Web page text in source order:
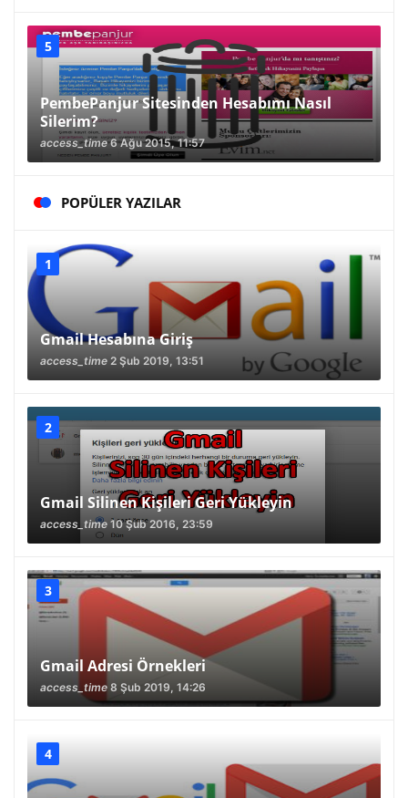
PembePanjur Sitesinden Hesabımı Nasıl
Silerim?
access_time6 Ağu 2015, 11:57
POPÜLER YAZILAR
Gmail Hesabına Giriş
access_time 2 Şub 2019, 13:51
Gmail Silinen Kişileri Geri Yükleyin
access_time 10 Şub 2016, 23:59
Gmail Adresi Örnekleri
access_time 8 Şub 2019, 14:26